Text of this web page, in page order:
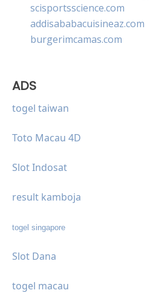
scisportsscience.com
addisababacuisineaz.com
burgerimcamas.com
ADS
togel taiwan
Toto Macau 4D
Slot Indosat
result kamboja
togel singapore
Slot Dana
togel macau